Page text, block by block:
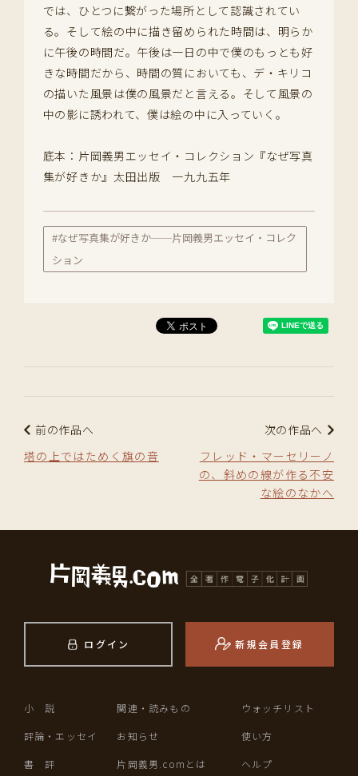
では、ひとつに繋がった場所として認識されてい
る。そして絵の中に描き留められた時間は、明らか
に午後の時間だ。午後は一日の中で僕のもっとも好
きな時間だから、時間の質においても、デ・キリコ
の描いた風景は僕の風景だと言える。そして風景の
中の影に誘われて、僕は絵の中に入っていく。
底本：片岡義男エッセイ・コレクション『なぜ写真
集が好きか』太田出版 一九九五年
#なぜ写真集が好きか──片岡義男エッセイ・コレク
ション
前の作品へ
塔の上ではためく旗の音
次の作品へ
フレッド・マーセリーノ
の、斜めの線が作る不安
な絵のなかへ
ログイン 新規会員登録
小 説
評論・エッセイ
書 評
関連・読みもの
お知らせ
片岡義男.comとは
ウォッチリスト
使い方
ヘルプ